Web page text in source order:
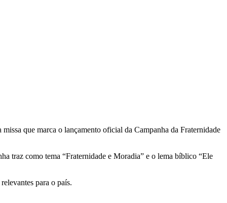
que marca o lançamento oficial da Campanha da Fraternidade
traz como tema “Fraternidade e Moradia” e o lema bíblico “Ele
para o país.